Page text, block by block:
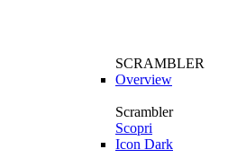
SCRAMBLER
Overview
Scrambler
Scopri
Icon Dark